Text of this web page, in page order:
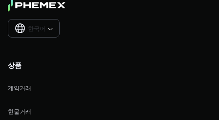
한국어 
상품
계약거래
현물거래